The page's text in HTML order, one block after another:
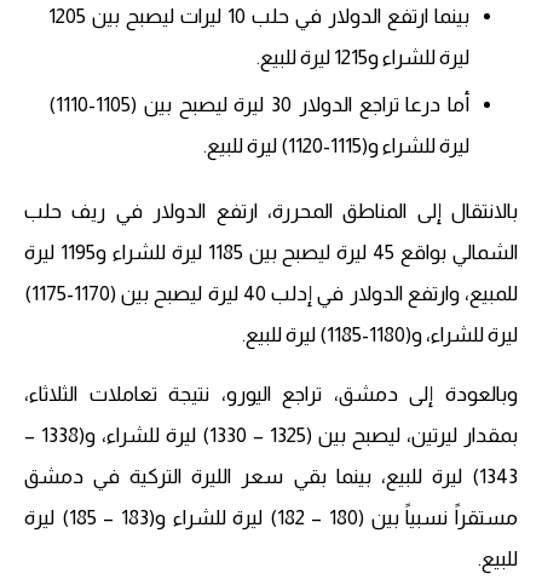
بينما ارتفع الدولار في حلب 10 ليرات ليصبح بين 1205
ليرة للشراء و1215 ليرة للبيع.
أما درعا تراجع الدولار 30 ليرة ليصبح بين (1105-1110)
ليرة للشراء و(1115-1120) ليرة للبيع.
بالانتقال إلى المناطق المحررة، ارتفع الدولار في ريف حلب
الشمالي بواقع 45 ليرة ليصبح بين 1185 ليرة للشراء و1195 ليرة
للمبيع، وارتفع الدولار في إدلب 40 ليرة ليصبح بين (1170-1175)
ليرة للشراء، و(1180-1185) ليرة للبيع.
وبالعودة إلى دمشق، تراجع اليورو، نتيجة تعاملات الثلاثاء،
بمقدار ليرتين، ليصبح بين (1325 – 1330) ليرة للشراء، و(1338 –
1343) ليرة للبيع، بينما بقي سعر الليرة التركية في دمشق
مستقراً نسبياً بين (180 – 182) ليرة للشراء و(183 – 185) ليرة
للبيع.